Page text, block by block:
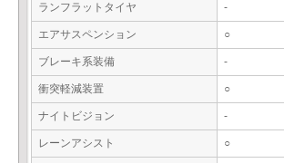
ランフラットタイヤ -
エアサスペンション ○
ブレーキ系装備 -
衝突軽減装置 ○
ナイトビジョン -
レーンアシスト ○